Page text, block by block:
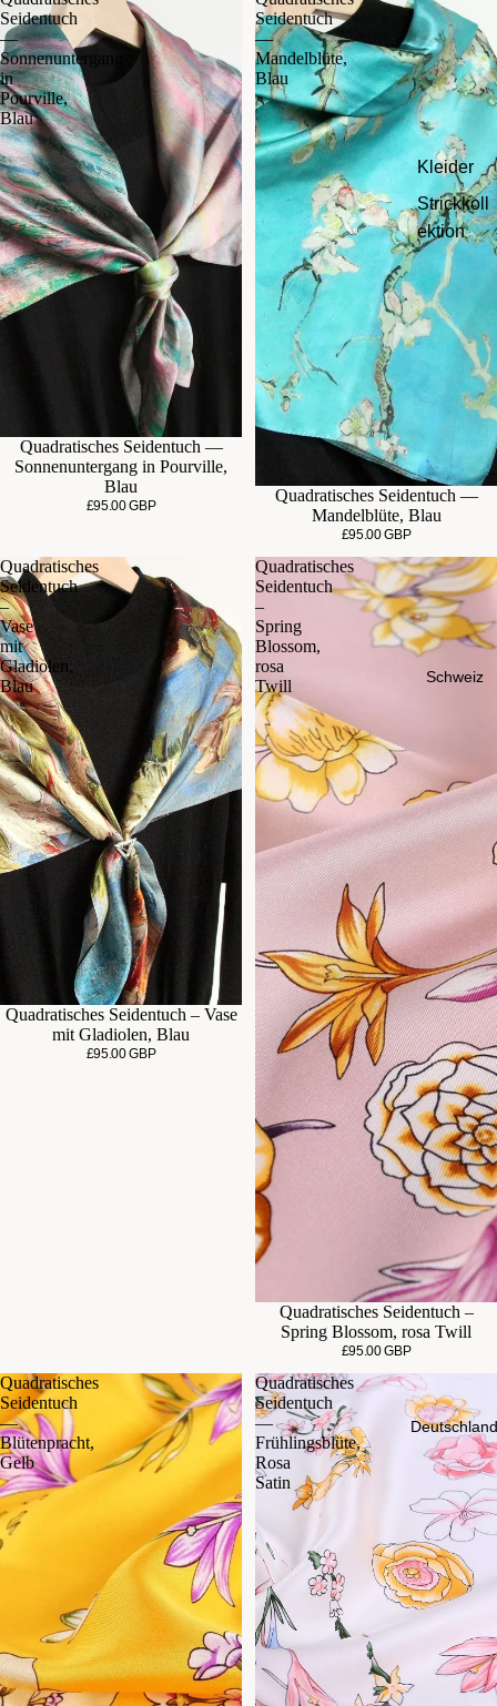
Kleider
Strickkoll
ektion
Schweiz
Deutschland
Seidentuch
—
Sonnenuntergang
in
Pourville,
Blau
Quadratisches Seidentuch —
Sonnenuntergang in Pourville,
Blau
£95.00 GBP
Seidentuch
—
Mandelblüte,
Blau
Quadratisches Seidentuch —
Mandelblüte, Blau
£95.00 GBP
Quadratisches
Seidentuch
–
Vase
mit
Gladiolen,
Blau
Quadratisches Seidentuch – Vase
mit Gladiolen, Blau
£95.00 GBP
Quadratisches
Seidentuch
–
Spring
Blossom,
rosa
Twill
Quadratisches Seidentuch –
Spring Blossom, rosa Twill
£95.00 GBP
Quadratisches
Seidentuch
—
Blütenpracht,
Gelb
Quadratisches
Seidentuch
—
Frühlingsblüte,
Rosa
Satin